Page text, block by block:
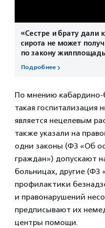
«Сестре и брату дали
сирота не может
по закону жилплощадь
Подробнее
По мнению кабардино-
такая госпитализация
является нецелевым
также указали на
одни законы (ФЗ «Об
граждан») допускают
больницах, другие (ФЗ
профилактики
и правонарушений
предписывают их
центры помощи.